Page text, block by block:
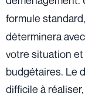
formule
déterminera
votre situation
budgétaires. Le
difficile à